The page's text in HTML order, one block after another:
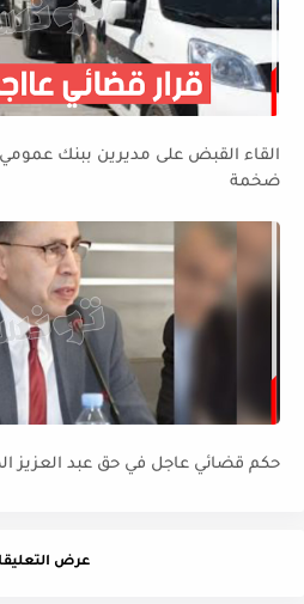
القاء القبض على مديرين ببنك
ضخمة
حكم قضائي عاجل في حق عبد العزيز
عرض